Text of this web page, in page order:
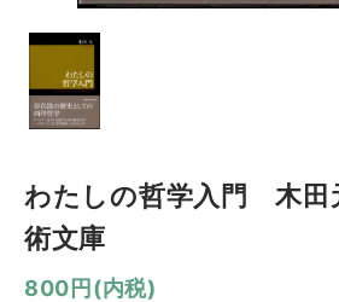
わたしの哲学入門 木
術文庫
800円(内税)